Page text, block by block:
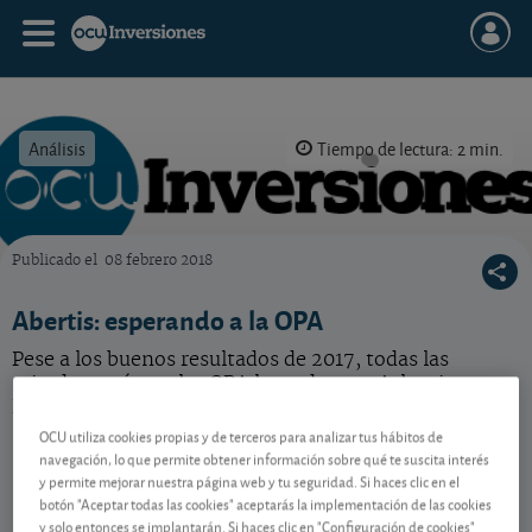
Análisis Tiempo de lectura: 2 min.
Publicado el 08 febrero 2018
Abertis: esperando a la OPA
Pese a los buenos resultados de 2017, todas las
miradas están en las OPA lanzadas por Atlantia y
Contenido reservado a SOCIOS
OCU utiliza cookies propias y de terceros para analizar tus hábitos de
navegación, lo que permite obtener información sobre qué te suscita interés
y permite mejorar nuestra página web y tu seguridad. Si haces clic en el
botón "Aceptar todas las cookies" aceptarás la implementación de las cookies
y solo entonces se implantarán. Si haces clic en "Configuración de cookies"